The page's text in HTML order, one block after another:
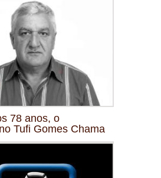
78 anos, o
Tufi Gomes Chama